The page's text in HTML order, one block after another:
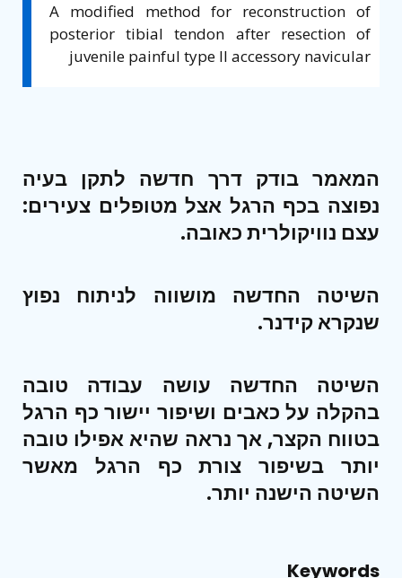
A modified method for reconstruction of
posterior tibial tendon after resection of
juvenile painful type II accessory navicular
המאמר בודק דרך חדשה לתקן בעיה
נפוצה בכף הרגל אצל מטופלים צעירים:
עצם נוויקולרית כאובה.
השיטה החדשה מושווה לניתוח נפוץ
שנקרא קידנר.
השיטה החדשה עושה עבודה טובה
בהקלה על כאבים ושיפור יישור כף הרגל
בטווח הקצר, אך נראה שהיא אפילו טובה
יותר בשיפור צורת כף הרגל מאשר
השיטה הישנה יותר.
Keywords